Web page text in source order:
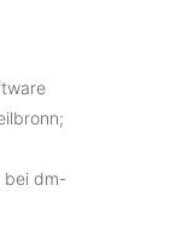
bei dm-